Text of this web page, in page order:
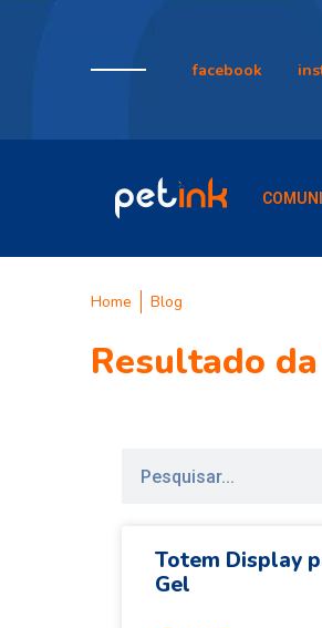
facebook
Home Blog
Resultado
Totem Display
Gel